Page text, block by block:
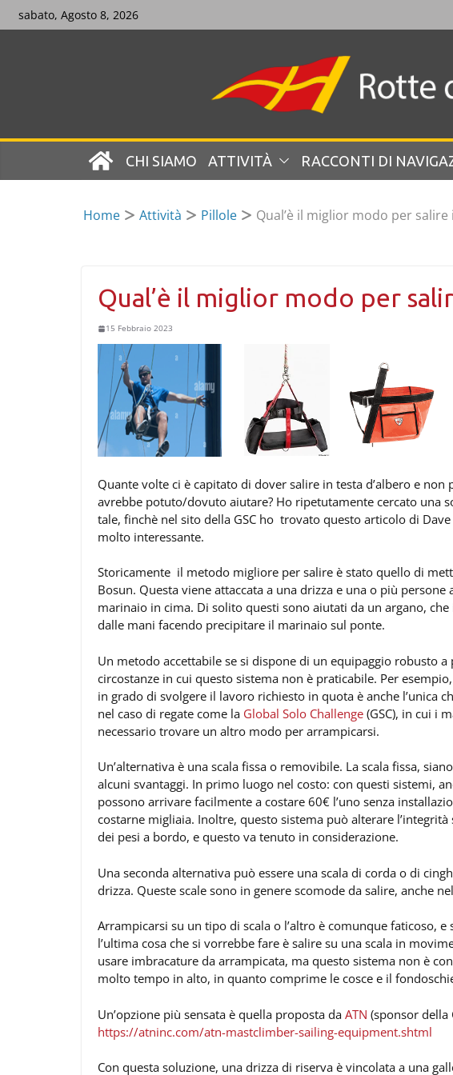
to
sabato, Agosto 8, 2026
CHI SIAMO ATTIVITÀ RACCONTI DI
Home Attività Pillole Qual’è il miglior modo per salire
Qual’è il miglior modo per
15 Febbraio 2023
Quante volte ci è capitato di dover salire in testa d’albero e
avrebbe potuto/dovuto aiutare? Ho ripetutamente cercato una
tale, finchè nel sito della GSC ho trovato questo articolo di
molto interessante.
Storicamente il metodo migliore per salire è stato quello di
Bosun. Questa viene attaccata a una drizza e una o più
marinaio in cima. Di solito questi sono aiutati da un argano, che
dalle mani facendo precipitare il marinaio sul ponte.
Un metodo accettabile se si dispone di un equipaggio robusto
circostanze in cui questo sistema non è praticabile. Per
in grado di svolgere il lavoro richiesto in quota è anche l’unica
nel caso di regate come la Global Solo Challenge (GSC), in cui i
necessario trovare un altro modo per arrampicarsi.
Un’alternativa è una scala fissa o removibile. La scala fissa,
alcuni svantaggi. In primo luogo nel costo: con questi sistemi,
possono arrivare facilmente a costare 60€ l’uno senza
costarne migliaia. Inoltre, questo sistema può alterare
dei pesi a bordo, e questo va tenuto in considerazione.
Una seconda alternativa può essere una scala di corda o di
drizza. Queste scale sono in genere scomode da salire, anche
Arrampicarsi su un tipo di scala o l’altro è comunque faticoso,
l’ultima cosa che si vorrebbe fare è salire su una scala in
usare imbracature da arrampicata, ma questo sistema non è
molto tempo in alto, in quanto comprime le cosce e il
Un’opzione più sensata è quella proposta da ATN (sponsor della
https://atninc.com/atn-mastclimber-sailing-equipment.shtml
Con questa soluzione, una drizza di riserva è vincolata a una